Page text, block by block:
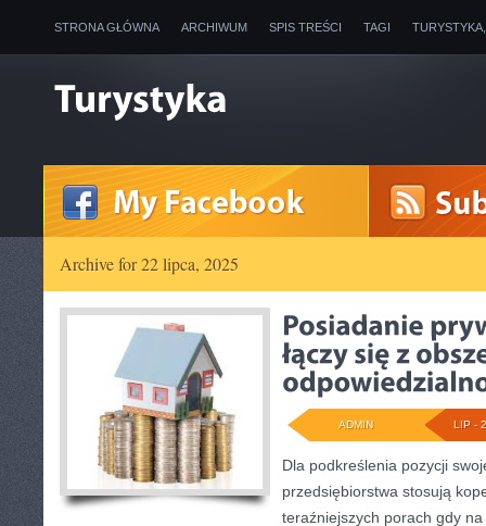
STRONA GŁÓWNA ARCHIWUM SPIS TREŚCI TAGI
Archive for 22 lipca, 2025
LIP -
ADMIN
Dla podkreślenia pozycji
przedsiębiorstwa stosują
teraźniejszych porach gdy